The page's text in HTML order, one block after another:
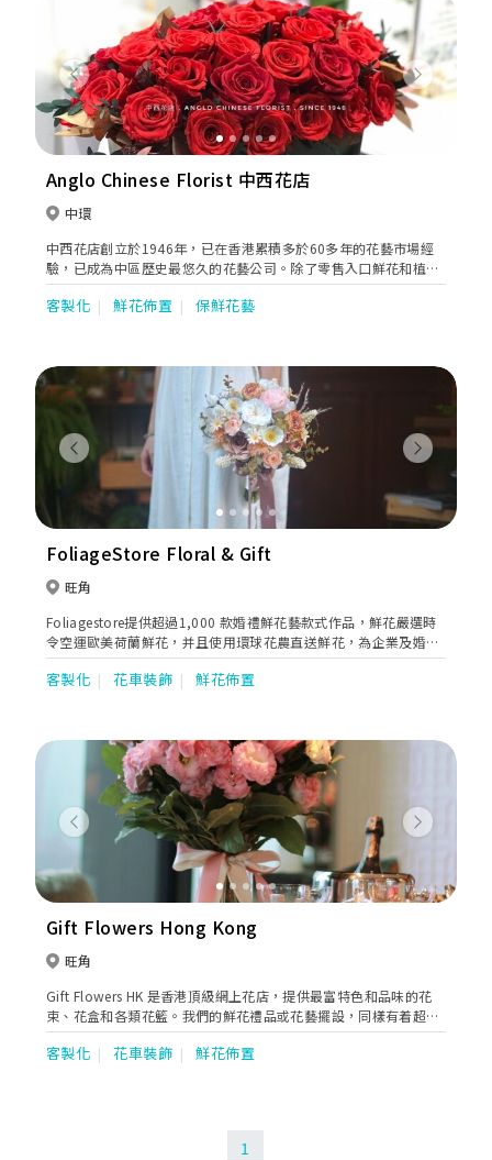
Previous Next
Anglo Chinese Florist 中西花店
中環
中西花店創立於1946年，已在香港累積多於60多年的花藝市場經
驗，已成為中區歷史最悠久的花藝公司。除了零售入口鮮花和植
物，同時亦提供多種的服務，包括：大型婚禮，商場和示範單位的
裝飾，園林改造，室內設計和定製家具。
客製化 鮮花佈置 保鮮花藝
Previous Next
FoliageStore Floral & Gift
旺角
Foliagestore提供超過1,000 款婚禮鮮花藝款式作品，鮮花嚴選時
令空運歐美荷蘭鮮花，并且使用環球花農直送鮮花，為企業及婚禮
供禮優質花朵和豐富色系。
客製化 花車裝飾 鮮花佈置
Previous Next
Gift Flowers Hong Kong
旺角
Gift Flowers HK 是香港頂級網上花店，提供最富特色和品味的花
束、花盒和各類花籃。我們的鮮花禮品或花藝擺設，同樣有着超凡
獨特的設計，及個性化的設計與獨特包裝，讓您能藉着最浪漫的花
卉，向收花者表達關懷和心意。
客製化 花車裝飾 鮮花佈置
1